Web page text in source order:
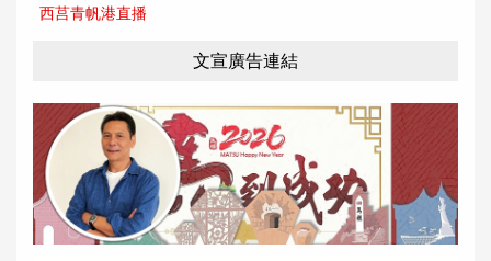
西莒青帆港直播
文宣廣告連結